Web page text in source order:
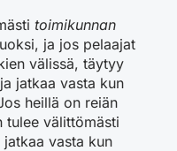
toimikunnan
ja jos pelaajat
välissä, täytyy
jatkaa vasta kun
heillä on reiän
tulee välittömästi
vasta kun